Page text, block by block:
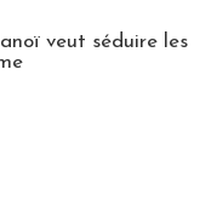
veut séduire les